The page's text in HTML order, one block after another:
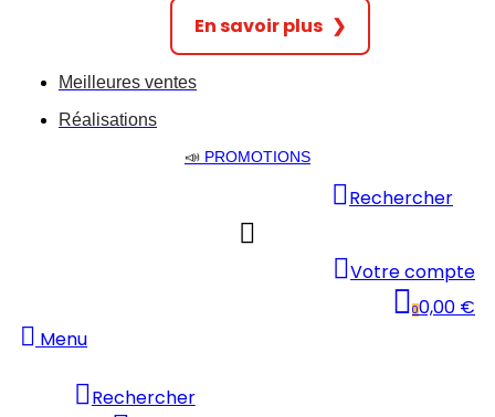
En savoir plus ❯
Meilleures ventes
Réalisations
📣 PROMOTIONS
Rechercher
Votre compte
00,00 €
Menu
Rechercher